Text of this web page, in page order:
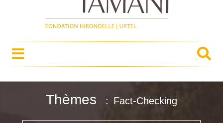
Thèmes Fact-Checking